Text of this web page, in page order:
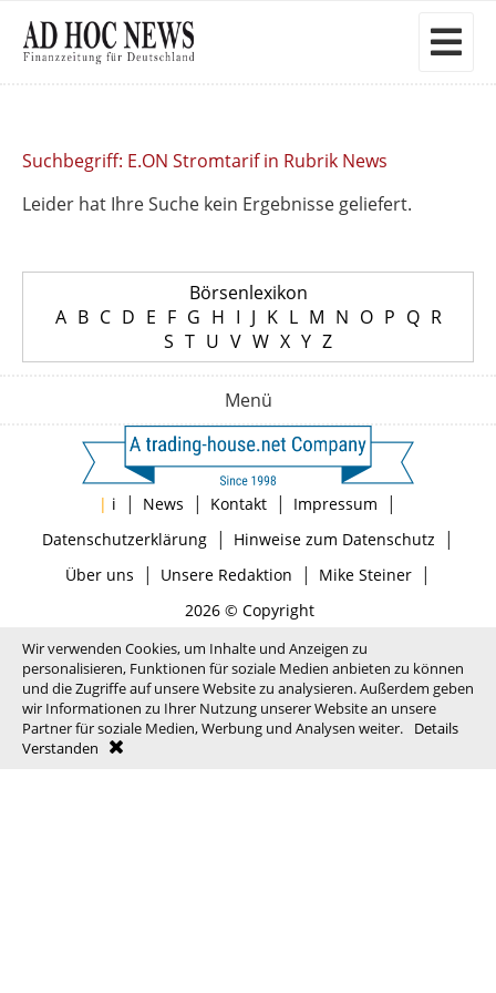
Suchbegriff: E.ON Stromtarif in Rubrik News
Leider hat Ihre Suche kein Ergebnisse geliefert.
Börsenlexikon
A B C D E F G H I J K L M N O P Q R
S T U V W X Y Z
Menü
| i | News | Kontakt | Impressum |
Datenschutzerklärung| Hinweise zum Datenschutz |
Über uns | Unsere Redaktion | Mike Steiner|
2026 © Copyright
Wir verwenden Cookies, um Inhalte und Anzeigen zu
personalisieren, Funktionen für soziale Medien anbieten zu können
und die Zugriffe auf unsere Website zu analysieren. Außerdem geben
wir Informationen zu Ihrer Nutzung unserer Website an unsere
Partner für soziale Medien, Werbung und Analysen weiter.
Details
Verstanden